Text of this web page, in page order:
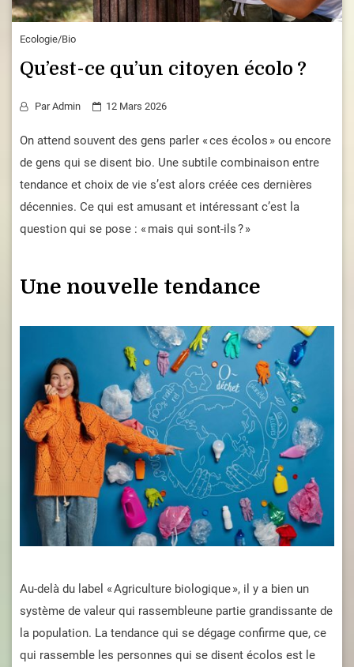
Ecologie/Bio
Qu’est-ce qu’un citoyen écolo ?
ParAdmin 12 Mars 2026
On attend souvent des gens parler « ces écolos » ou encore
de gens qui se disent bio. Une subtile combinaison entre
tendance et choix de vie s’est alors créée ces dernières
décennies. Ce qui est amusant et intéressant c’est la
question qui se pose : « mais qui sont-ils ? »
Une nouvelle tendance
Au-delà du label « Agriculture biologique », il y a bien un
système de valeur qui rassembleune partie grandissante de
la population. La tendance qui se dégage confirme que, ce
qui rassemble les personnes qui se disent écolos est le